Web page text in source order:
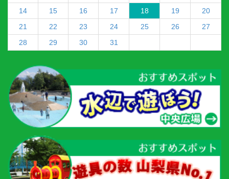
14 15 16 17 18 19
20
21
22 23 24 25 26
27
28
29 30 31